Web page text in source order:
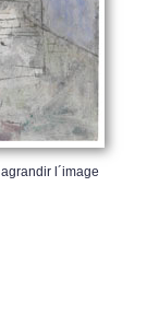
agrandir l´image